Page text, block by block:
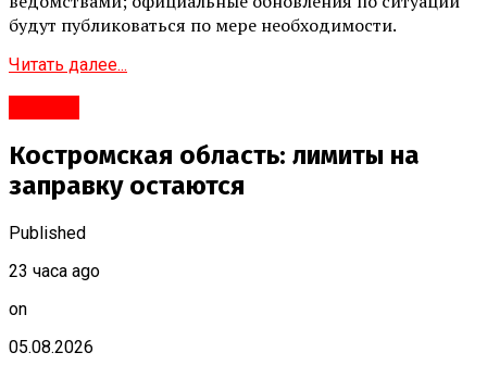
будут публиковаться по мере необходимости.
Читать далее...
Костромская область: лимиты на
заправку остаются
Published
23 часа ago
on
05.08.2026